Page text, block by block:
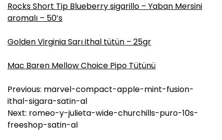
Rocks Short Tip Blueberry sigarillo – Yaban Mersini
aromalı – 50’s
Golden Virginia Sarı ithal tütün – 25gr
Mac Baren Mellow Choice Pipo Tütünü
Y
a
z
ı
Previous: marvel-compact-apple-mint-fusion-
ithal-sigara-satin-al
Next: romeo-y-julieta-wide-churchills-puro-10s-
freeshop-satin-al